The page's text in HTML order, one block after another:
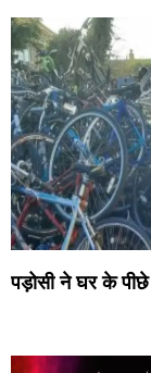
पड़ोसी ने घर के